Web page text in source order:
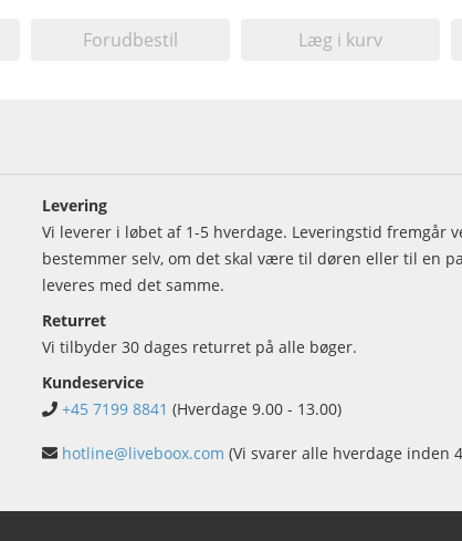
Forudbestil Læg i kurv
Levering
Vi leverer i løbet af 1-5 hverdage. Leveringstid fremgår
bestemmer selv, om det skal være til døren eller til en
leveres med det samme.
Returret
Vi tilbyder 30 dages returret på alle bøger.
Kundeservice
+45 7199 8841 (Hverdage 9.00 - 13.00)
hotline@liveboox.com (Vi svarer alle hverdage inden